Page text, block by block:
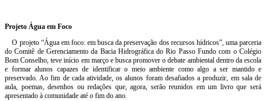
Projeto Água em Foco
O projeto “Água em foco: em busca da preservação dos recursos hídricos”, uma parceria
do Comitê de Gerenciamento da Bacia Hidrográfica do Rio Passo Fundo com o Colégio
Bom Conselho, teve início em março e busca promover o debate ambiental dentro da escola
e formar alunos capazes de identificar o meio ambiente como algo a ser mantido e
preservado. Ao fim de cada atividade, os alunos foram desafiados a produzir, em sala de
aula, poemas, desenhos ou redações que, agora, serão reunidos em um livro que será
apresentado à comunidade até o fim do ano.